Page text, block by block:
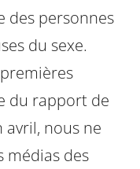
des personnes
du sexe.
du rapport de
nous ne
médias des